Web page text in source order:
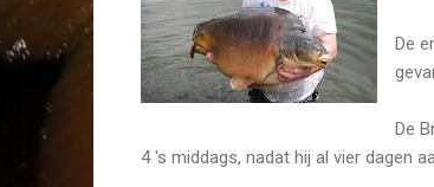
De
De
4 's middags, nadat hij al vier dagen